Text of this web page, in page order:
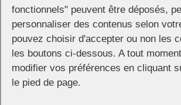
Que chacun.e se rassure, la 26ème édition du
LGBTQ & +++ de Paris aura bien lieu, en dépit
ses lieux habituels, les cinémas MK2
Quai de Seine, avec des horaires adaptés.
https://www.facebook.com/FFLGBTQP/
fonctionnels" peuvent être déposés,
personnaliser des contenus selon
pouvez choisir d'accepter ou non les
les boutons ci-dessous. A tout
modifier vos préférences en cliquant
le pied de page.